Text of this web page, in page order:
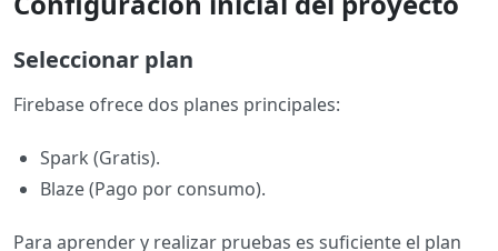
Seleccionar plan
Firebase ofrece dos planes principales:
Spark (Gratis).
Blaze (Pago por consumo).
Para aprender y realizar pruebas es suficiente el plan